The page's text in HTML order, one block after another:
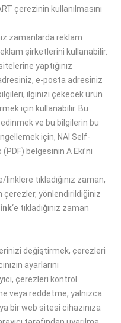
çerezinin kullanılmasını
zamanlarda reklam
şirketlerini kullanabilir.
yaptığınız
e-posta adresiniz
ilginizi çekecek ürün
için kullanabilir. Bu
ve bu bilgilerin bu
için, NAI Self-
belgesinin A Eki’ni
tıkladığınız zaman,
yönlendirildiğiniz
‘e tıkladığınız zaman
değiştirmek, çerezleri
ayarlarını
çerezleri kontrol
veya reddetme, yalnızca
bir web sitesi cihazınıza